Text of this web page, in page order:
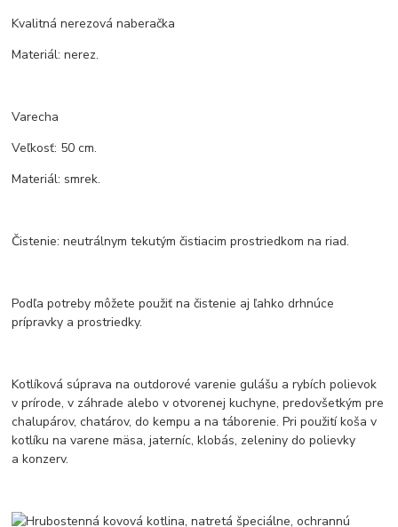
Kvalitná nerezová naberačka
Materiál: nerez.
Varecha
Veľkosť: 50 cm.
Materiál: smrek.
Čistenie: neutrálnym tekutým čistiacim prostriedkom na riad.
Podľa potreby môžete použiť na čistenie aj ľahko drhnúce
prípravky a prostriedky.
Kotlíková súprava na outdorové varenie gulášu a rybích polievok
v prírode, v záhrade alebo v otvorenej kuchyne, predovšetkým pre
chalupárov, chatárov, do kempu a na táborenie. Pri použití koša v
kotlíku na varene mäsa, jaterníc, klobás, zeleniny do polievky
a konzerv.